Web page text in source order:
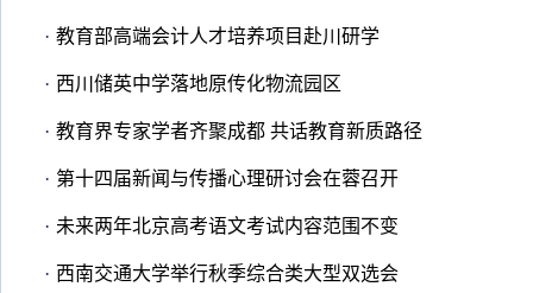
· 教育部高端会计人才培养项目赴川研学
· 西川储英中学落地原传化物流园区
· 教育界专家学者齐聚成都 共话教育新质路径
· 第十四届新闻与传播心理研讨会在蓉召开
· 未来两年北京高考语文考试内容范围不变
· 西南交通大学举行秋季综合类大型双选会